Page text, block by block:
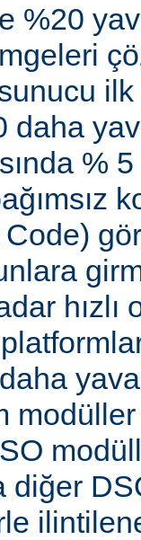
%20
ilk
daha
%
hızlı
diğer